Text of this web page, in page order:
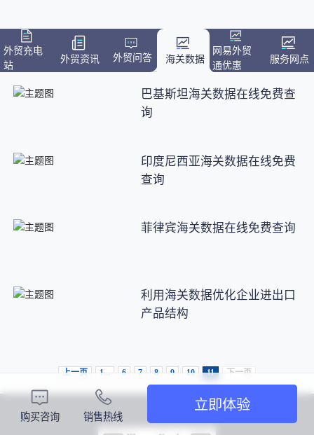
外贸充电
站
外贸资讯 外贸问答 海关数据
网易外贸
通优惠
服务网点
巴基斯坦海关数据在线免费查
询
印度尼西亚海关数据在线免费
查询
菲律宾海关数据在线免费查询
利用海关数据优化企业进出口
产品结构
上一页 1... 6 7 8 9 10 11 下一页
购买咨询 销售热线
立即体验